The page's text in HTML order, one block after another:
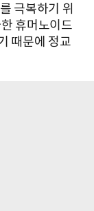
극복하기 위
휴머노이드
때문에 정교